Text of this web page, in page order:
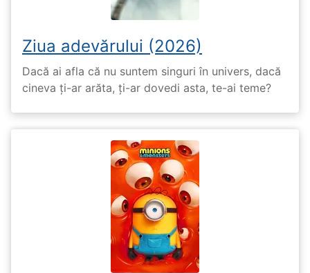
Ziua adevărului (2026)
Dacă ai afla că nu suntem singuri în univers, dacă
cineva ți-ar arăta, ți-ar dovedi asta, te-ai teme?